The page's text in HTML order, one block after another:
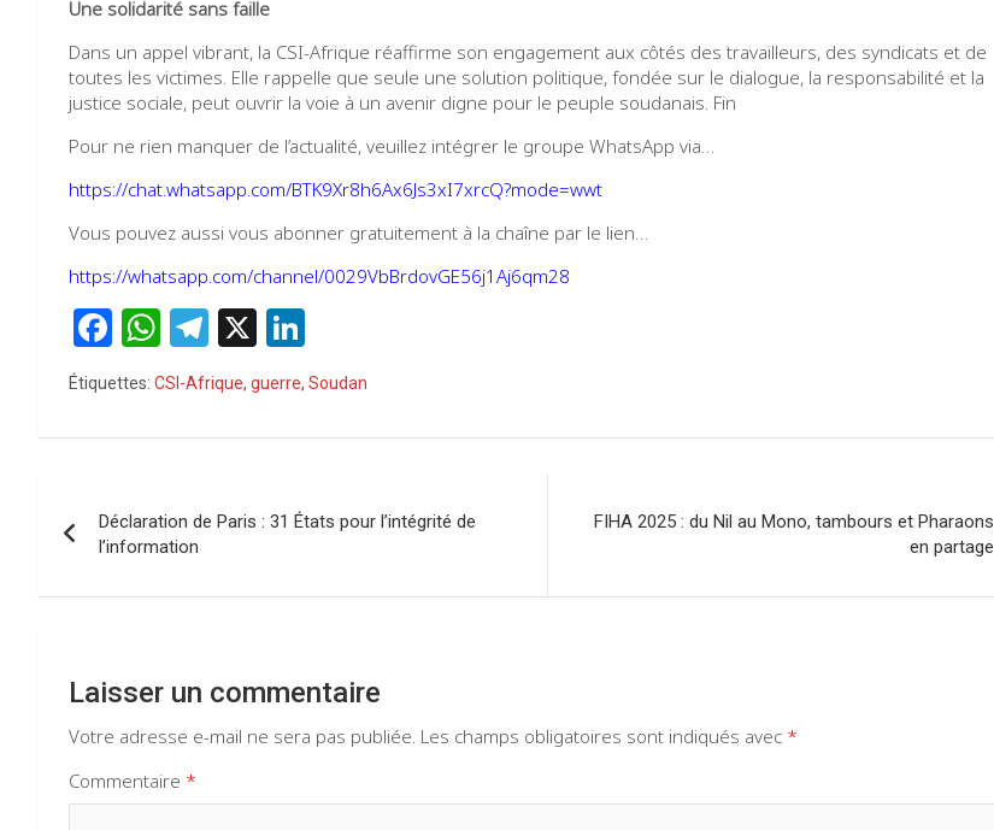
Une solidarité sans faille
Dans un appel vibrant, la CSI-Afrique réaffirme son engagement aux côtés des travailleurs, des syndicats et de
toutes les victimes. Elle rappelle que seule une solution politique, fondée sur le dialogue, la responsabilité et la
justice sociale, peut ouvrir la voie à un avenir digne pour le peuple soudanais. Fin
Pour ne rien manquer de l’actualité, veuillez intégrer le groupe WhatsApp via…
https://chat.whatsapp.com/BTK9Xr8h6Ax6Js3xI7xrcQ?mode=wwt
Vous pouvez aussi vous abonner gratuitement à la chaîne par le lien…
https://whatsapp.com/channel/0029VbBrdovGE56j1Aj6qm28
F
a
ce
b
o
k
W
h
at
s
p
p
T
el
e
gr
m
X
n
ke
dI
Étiquettes: CSI-Afrique, guerre, Soudan
de
l’article
Déclaration de Paris : 31 États pour l’intégrité de
l’information
FIHA 2025 : du Nil au Mono, tambours et Pharaons
en partage
Laisser un commentaire
Votre adresse e-mail ne sera pas publiée. Les champs obligatoires sont indiqués avec *
Commentaire *